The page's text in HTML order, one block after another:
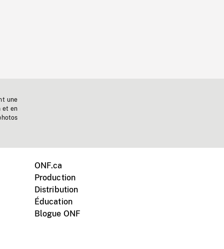
une
et en
ONF.ca
Production
Distribution
Éducation
Blogue ONF